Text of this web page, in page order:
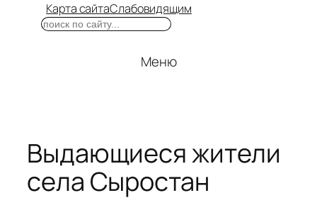
Карта сайтаСлабовидящим
Поиск
Меню
Выдающиеся жители
села Сыростан